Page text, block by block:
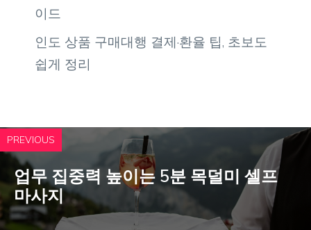
이드
인도 상품 구매대행 결제·환율 팁, 초보도
쉽게 정리
PREVIOUS
업무 집중력 높이는 5분 목덜미 셀프
마사지